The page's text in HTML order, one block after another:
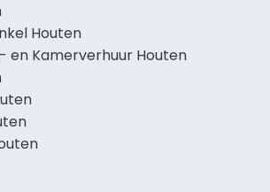
Houten
Kamerverhuur Houten